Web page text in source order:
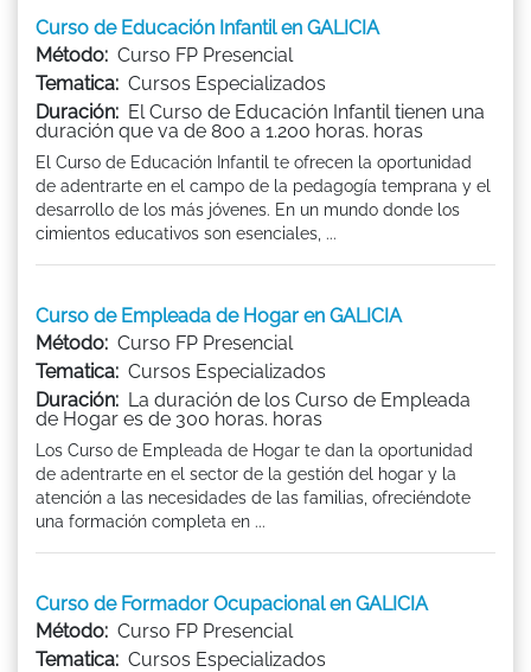
Curso de Educación Infantil en GALICIA
Método: Curso FP Presencial
Tematica: Cursos Especializados
Duración: El Curso de Educación Infantil tienen una
duración que va de 800 a 1.200 horas. horas
El Curso de Educación Infantil te ofrecen la oportunidad
de adentrarte en el campo de la pedagogía temprana y el
desarrollo de los más jóvenes. En un mundo donde los
cimientos educativos son esenciales, ...
Curso de Empleada de Hogar en GALICIA
Método: Curso FP Presencial
Tematica: Cursos Especializados
Duración: La duración de los Curso de Empleada
de Hogar es de 300 horas. horas
Los Curso de Empleada de Hogar te dan la oportunidad
de adentrarte en el sector de la gestión del hogar y la
atención a las necesidades de las familias, ofreciéndote
una formación completa en ...
Curso de Formador Ocupacional en GALICIA
Método: Curso FP Presencial
Tematica: Cursos Especializados